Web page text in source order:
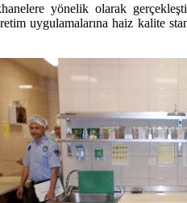
yönelik olarak
uygulamalarına haiz kalite